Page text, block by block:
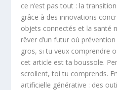
ce n’est pas tout : la
grâce à des innovations
objets connectés et la santé
rêver d’un futur où
gros, si tu veux comprendre
cet article est ta boussole.
scrollent, toi tu comprends.
artificielle générative : des